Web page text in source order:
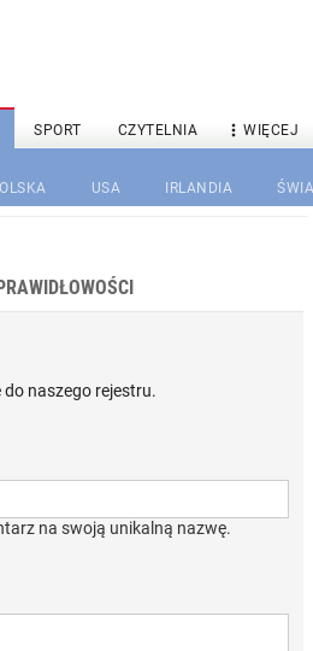
SPORT CZYTELNIA  WIĘCEJ
USA IRLANDIA
naszego rejestru.
na swoją unikalną nazwę.